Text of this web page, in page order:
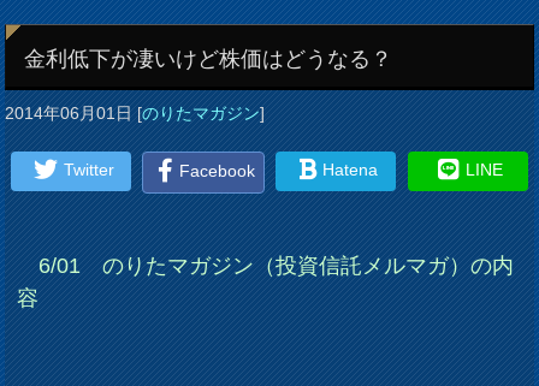
金利低下が凄いけど株価はどうなる？
2014年06月01日[のりたマガジン]
Twitter Facebook Hatena LINE
6/01 のりたマガジン（投資信託メルマガ）の内
容